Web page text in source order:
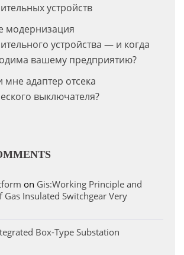
устройств
модернизация
устройства — и когда
вашему предприятию?
мне адаптер отсека
выключателя?
on Gis:Working Principle and
Gas Insulated Switchgear Very
Box-Type Substation